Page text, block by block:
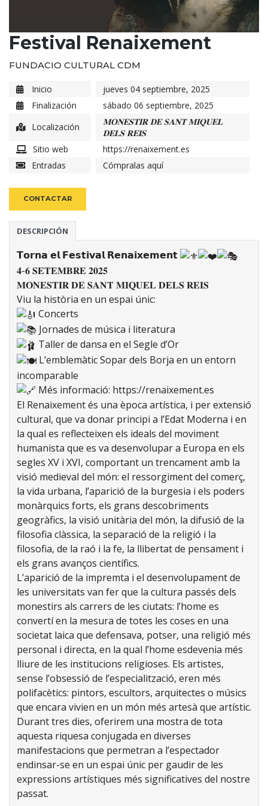
Festival Renaixement
FUNDACIO CULTURAL CDM
Inicio
jueves 04 septiembre, 2025
Finalización
sábado 06 septiembre, 2025
Localización
𝐌𝐎𝐍𝐄𝐒𝐓𝐈𝐑 𝐃𝐄 𝐒𝐀𝐍𝐓 𝐌𝐈𝐐𝐔𝐄𝐋
𝐃𝐄𝐋𝐒 𝐑𝐄𝐈𝐒
Sitio web
https://renaixement.es
Entradas
Cómpralas aquí
CONTACTAR
DESCRIPCIÓN
𝗧𝗼𝗿𝗻𝗮 𝗲𝗹 𝗙𝗲𝘀𝘁𝗶𝘃𝗮𝗹 𝗥𝗲𝗻𝗮𝗶𝘅𝗲𝗺𝗲𝗻𝘁
𝟒-𝟔 𝐒𝐄𝐓𝐄𝐌𝐁𝐑𝐄 𝟐𝟎𝟐𝟓
𝐌𝐎𝐍𝐄𝐒𝐓𝐈𝐑 𝐃𝐄 𝐒𝐀𝐍𝐓 𝐌𝐈𝐐𝐔𝐄𝐋 𝐃𝐄𝐋𝐒 𝐑𝐄𝐈𝐒
Viu la història en un espai únic:
Concerts
Jornades de música i literatura
Taller de dansa en el Segle d’Or
L’emblemàtic Sopar dels Borja en un entorn
incomparable
Més informació: https://renaixement.es
El Renaixement és una època artística, i per extensió
cultural, que va donar principi a l’Edat Moderna i en
la qual es reflecteixen els ideals del moviment
humanista que es va desenvolupar a Europa en els
segles XV i XVI, comportant un trencament amb la
visió medieval del món: el ressorgiment del comerç,
la vida urbana, l’aparició de la burgesia i els poders
monàrquics forts, els grans descobriments
geogràfics, la visió unitària del món, la difusió de la
filosofia clàssica, la separació de la religió i la
filosofia, de la raó i la fe, la llibertat de pensament i
els grans avanços científics.
L’aparició de la impremta i el desenvolupament de
les universitats van fer que la cultura passés dels
monestirs als carrers de les ciutats: l’home es
convertí en la mesura de totes les coses en una
societat laica que defensava, potser, una religió més
personal i directa, en la qual l’home esdevenia més
lliure de les institucions religioses. Els artistes,
sense l’obsessió de l’especialització, eren més
polifacètics: pintors, escultors, arquitectes o músics
que encara vivien en un món més artesà que artístic.
Durant tres dies, oferirem una mostra de tota
aquesta riquesa conjugada en diverses
manifestacions que permetran a l’espectador
endinsar-se en un espai únic per gaudir de les
expressions artístiques més significatives del nostre
passat.